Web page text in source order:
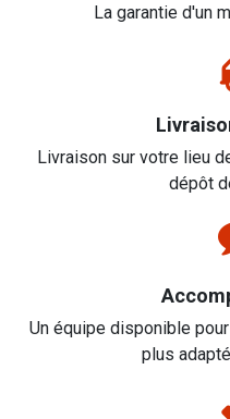
La garantie d'un
Livraison sur votre lieu
dépôt
Un équipe disponible
plus